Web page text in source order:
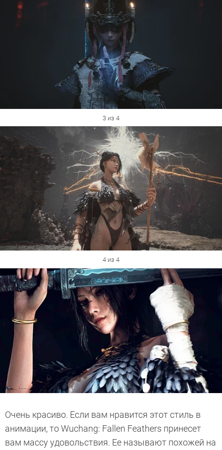
3 из 4
4 из 4
Очень красиво. Если вам нравится этот стиль в
анимации, то Wuchang: Fallen Feathers принесет
вам массу удовольствия. Ее называют похожей на